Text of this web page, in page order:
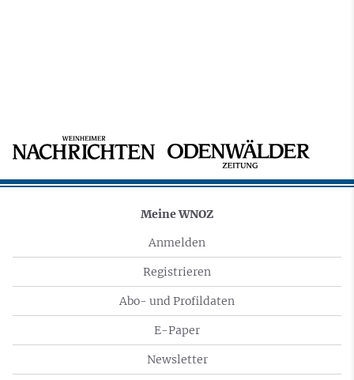
Meine WNOZ
Anmelden
Registrieren
Abo- und Profildaten
E-Paper
Newsletter